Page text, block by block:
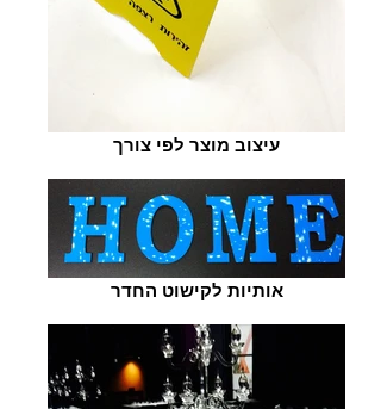
עיצוב מוצר לפי צורך
אותיות לקישוט החדר